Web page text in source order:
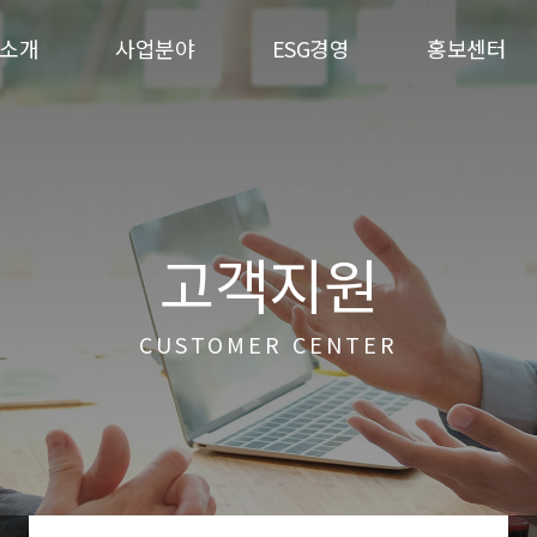
개 사업분야 ESG경영 홍보센터
고객지원
CUSTOMER CENTER